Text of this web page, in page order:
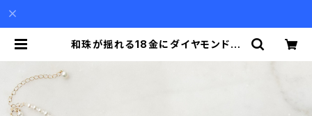
和珠が揺れる18金にダイヤモンドの